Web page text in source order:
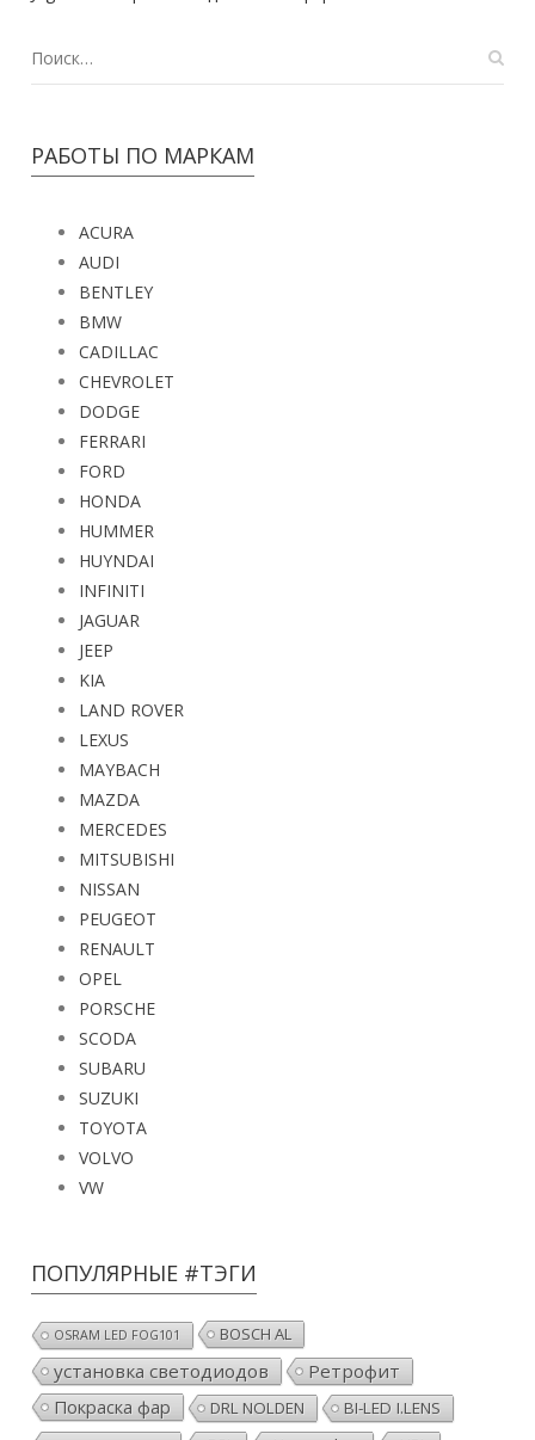
AUDI
BENTLEY
BMW
CADILLAC
CHEVROLET
DODGE
FERRARI
FORD
HONDA
HUMMER
HUYNDAI
INFINITI
JAGUAR
JEEP
KIA
LAND ROVER
LEXUS
MAYBACH
MAZDA
MERCEDES
MITSUBISHI
NISSAN
PEUGEOT
RENAULT
OPEL
PORSCHE
SCODA
SUBARU
SUZUKI
TOYOTA
VOLVO
VW
установка светодиодов
Покраска фар
DRL NOLDEN
BI-LED I.LENS
тюнинг оптики
DRL Чистка фар HPL